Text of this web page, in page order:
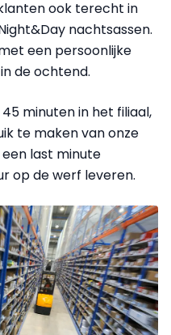
ook terecht in
nachtsassen.
een persoonlijke
de ochtend.
minuten in het filiaal,
te maken van onze
last minute
op de werf leveren.